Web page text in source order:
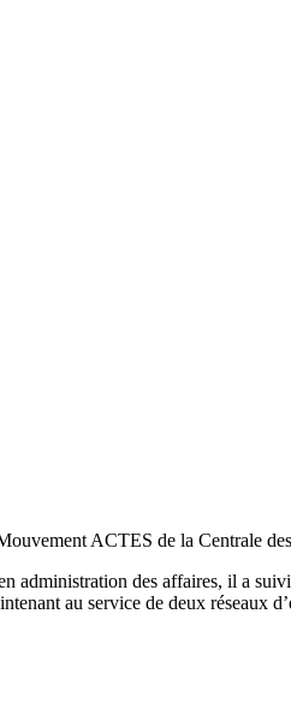
ACTES de la Centrale
administration des affaires, il a
au service de deux réseaux